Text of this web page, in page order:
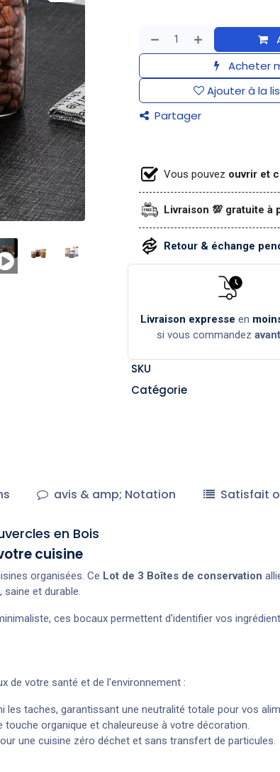
Acheter
Ajouter à la
Partager
Vous pouvez ouvrir et
Livraison 💯 gratuite à
Retour & échange
Livraison expresse en
si vous commandez
SKU
Catégorie
avis & amp; Notation Satisfait
en Bois
cuisine
organisées. Ce Lot de 3 Boîtes de conservation
et durable.
ces bocaux permettent d'identifier vos
de votre santé et de l'environnement :
les taches, garantissant une neutralité totale pour vos
organique et chaleureuse à votre décoration.
une cuisine zéro déchet et sans transfert de particules.